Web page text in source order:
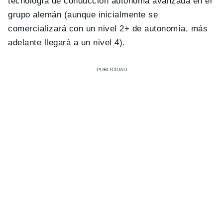
grupo alemán (aunque inicialmente se
comercializará con un nivel 2+ de autonomía, más
adelante llegará a un nivel 4).